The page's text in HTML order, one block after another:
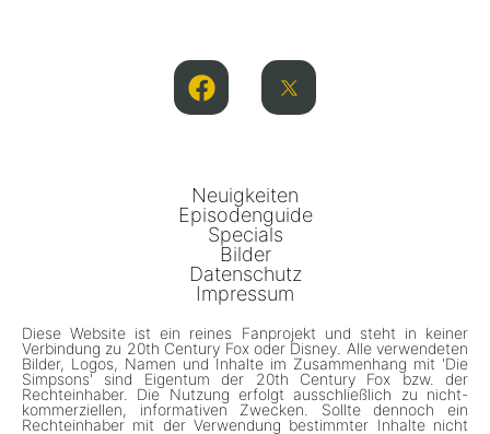
Neuigkeiten
Episodenguide
Specials
Bilder
Datenschutz
Impressum
Diese Website ist ein reines Fanprojekt und steht in keiner
Verbindung zu 20th Century Fox oder Disney. Alle verwendeten
Bilder, Logos, Namen und Inhalte im Zusammenhang mit 'Die
Simpsons' sind Eigentum der 20th Century Fox bzw. der
Rechteinhaber. Die Nutzung erfolgt ausschließlich zu nicht-
kommerziellen, informativen Zwecken. Sollte dennoch ein
Rechteinhaber mit der Verwendung bestimmter Inhalte nicht